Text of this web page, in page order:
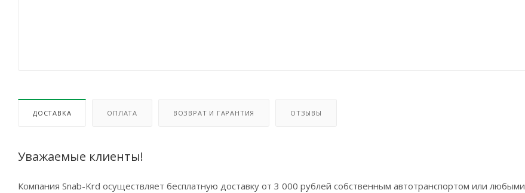
ДОСТАВКА ОПЛАТА ВОЗВРАТ И ГАРАНТИЯ ОТЗЫВЫ
Уважаемые клиенты!
Компания Snab-Krd осуществляет бесплатную доставку от 3 000 рублей собственным автотранспортом или любыми